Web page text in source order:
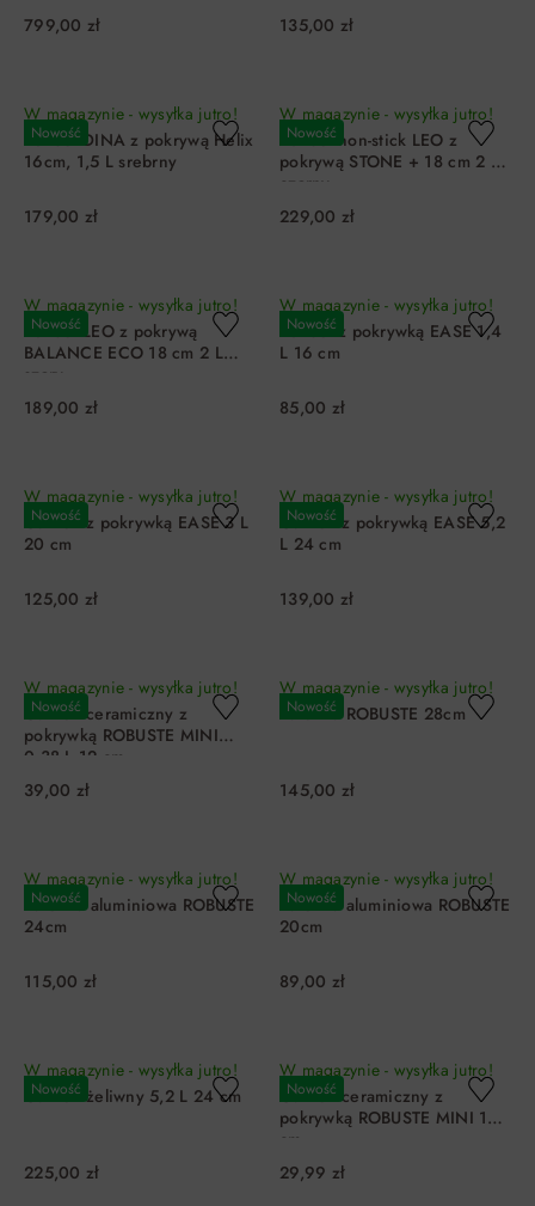
799,00 zł 135,00 zł
Nowość
W magazynie - wysyłka jutro!
Rondel DINA z pokrywą Helix
16cm, 1,5 L srebrny
179,00 zł
Nowość
W magazynie - wysyłka jutro!
Rondel non-stick LEO z
pokrywą STONE + 18 cm 2 L
czarny
229,00 zł
Nowość
W magazynie - wysyłka jutro!
Rondel LEO z pokrywą
BALANCE ECO 18 cm 2 L
szary
189,00 zł
Nowość
W magazynie - wysyłka jutro!
Rondel z pokrywką EASE 1,4
L 16 cm
85,00 zł
Nowość
W magazynie - wysyłka jutro!
Garnek z pokrywką EASE 3 L
20 cm
125,00 zł
Nowość
W magazynie - wysyłka jutro!
Garnek z pokrywką EASE 5,2
L 24 cm
139,00 zł
Nowość
W magazynie - wysyłka jutro!
Garnek ceramiczny z
pokrywką ROBUSTE MINI
0,38 L 12 cm
39,00 zł
Nowość
W magazynie - wysyłka jutro!
Patelnia ROBUSTE 28cm
145,00 zł
Nowość
W magazynie - wysyłka jutro!
Patelnia aluminiowa ROBUSTE
24cm
115,00 zł
Nowość
W magazynie - wysyłka jutro!
Patelnia aluminiowa ROBUSTE
20cm
89,00 zł
Nowość
W magazynie - wysyłka jutro!
Garnek żeliwny 5,2 L 24 cm
225,00 zł
Nowość
W magazynie - wysyłka jutro!
Garnek ceramiczny z
pokrywką ROBUSTE MINI 10
cm
29,99 zł